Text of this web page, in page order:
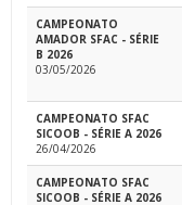
CAMPEONATO
AMADOR SFAC - SÉRIE
B 2026
03/05/2026
CAMPEONATO SFAC
SICOOB - SÉRIE A 2026
26/04/2026
CAMPEONATO SFAC
SICOOB - SÉRIE A 2026